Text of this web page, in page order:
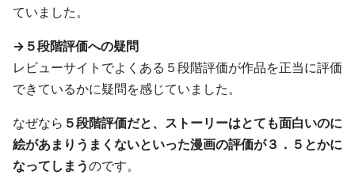
ていました。
->５段階評価への疑問
レビューサイトでよくある５段階評価が作品を正当に評価
できているかに疑問を感じていました。
なぜなら ５段階評価だと、ストーリーはとても面白いのに
絵があまりうまくないといった漫画の評価が３．５とかに
なってしまうのです。